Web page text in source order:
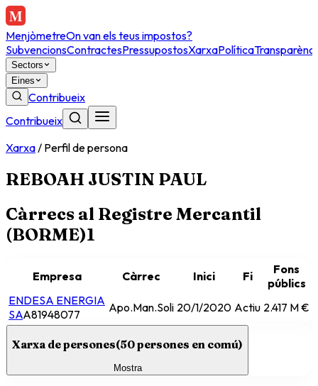
MenjòmetreOn van els teus impostos?
SubvencionsContractesPressupostosXarxaPolítica
Sectors
Eines
Contribueix
Contribueix
Xarxa/ Perfil de persona
REBOAH JUSTIN PAUL
Càrrecs al Registre Mercantil
(BORME)1
Empresa Càrrec Inici Fi
Fons
públics
ENDESA ENERGIA
SAA81948077 Apo.Man.Soli 20/1/2020 Actiu 2.417 M €
Xarxa de persones(50persones en comú)
Mostra